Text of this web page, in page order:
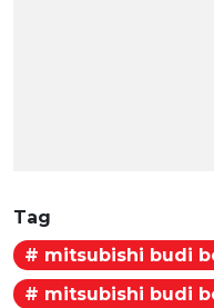
Tag
# mitsubishi budi
# mitsubishi budi